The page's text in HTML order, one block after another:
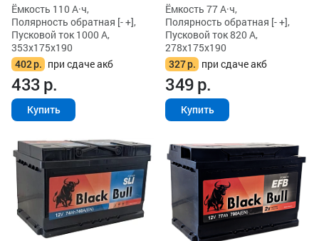
Ёмкость 110 А·ч,
Полярность обратная [- +],
Пусковой ток 1000 А,
353x175x190
402р. при сдаче акб
433р.
Купить
Ёмкость 77 А·ч,
Полярность обратная [- +],
Пусковой ток 820 А,
278x175x190
327р. при сдаче акб
349р.
Купить